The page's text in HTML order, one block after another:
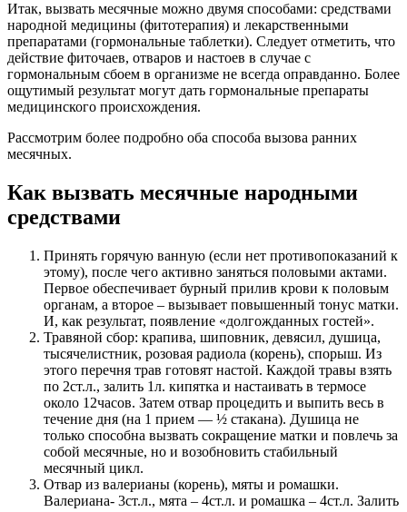
Итак, вызвать месячные можно двумя способами: средствами
народной медицины (фитотерапия) и лекарственными
препаратами (гормональные таблетки). Следует отметить, что
действие фиточаев, отваров и настоев в случае с
гормональным сбоем в организме не всегда оправданно. Более
ощутимый результат могут дать гормональные препараты
медицинского происхождения.
Рассмотрим более подробно оба способа вызова ранних
месячных.
Как вызвать месячные народными
средствами
Принять горячую ванную (если нет противопоказаний к
этому), после чего активно заняться половыми актами.
Первое обеспечивает бурный прилив крови к половым
органам, а второе – вызывает повышенный тонус матки.
И, как результат, появление «долгожданных гостей».
Травяной сбор: крапива, шиповник, девясил, душица,
тысячелистник, розовая радиола (корень), спорыш. Из
этого перечня трав готовят настой. Каждой травы взять
по 2ст.л., залить 1л. кипятка и настаивать в термосе
около 12часов. Затем отвар процедить и выпить весь в
течение дня (на 1 прием — ½ стакана). Душица не
только способна вызвать сокращение матки и повлечь за
собой месячные, но и возобновить стабильный
месячный цикл.
Отвар из валерианы (корень), мяты и ромашки.
Валериана- 3ст.л., мята – 4ст.л. и ромашка – 4ст.л. Залить